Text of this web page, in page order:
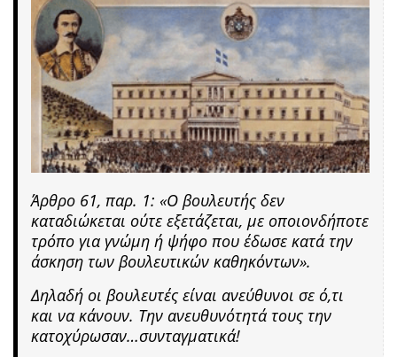
Άρθρο 61, παρ. 1: «Ο βουλευτής δεν
καταδιώκεται ούτε εξετάζεται, με οποιονδήποτε
τρόπο για γνώμη ή ψήφο που έδωσε κατά την
άσκηση των βουλευτικών καθηκόντων».
Δηλαδή οι βουλευτές είναι ανεύθυνοι σε ό,τι
και να κάνουν. Την ανευθυνότητά τους την
κατοχύρωσαν…συνταγματικά!